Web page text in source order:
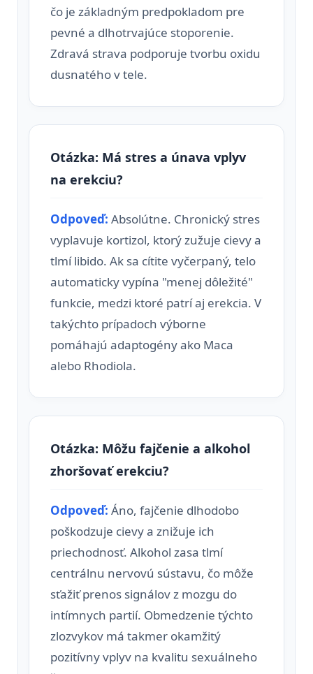
čo je základným predpokladom pre
pevné a dlhotrvajúce stoporenie.
Zdravá strava podporuje tvorbu oxidu
dusnatého v tele.
Otázka: Má stres a únava vplyv
na erekciu?
Odpoveď: Absolútne. Chronický stres
vyplavuje kortizol, ktorý zužuje cievy a
tlmí libido. Ak sa cítite vyčerpaný, telo
automaticky vypína "menej dôležité"
funkcie, medzi ktoré patrí aj erekcia. V
takýchto prípadoch výborne
pomáhajú adaptogény ako Maca
alebo Rhodiola.
Otázka: Môžu fajčenie a alkohol
zhoršovať erekciu?
Odpoveď: Áno, fajčenie dlhodobo
poškodzuje cievy a znižuje ich
priechodnosť. Alkohol zasa tlmí
centrálnu nervovú sústavu, čo môže
sťažiť prenos signálov z mozgu do
intímnych partií. Obmedzenie týchto
zlozvykov má takmer okamžitý
pozitívny vplyv na kvalitu sexuálneho